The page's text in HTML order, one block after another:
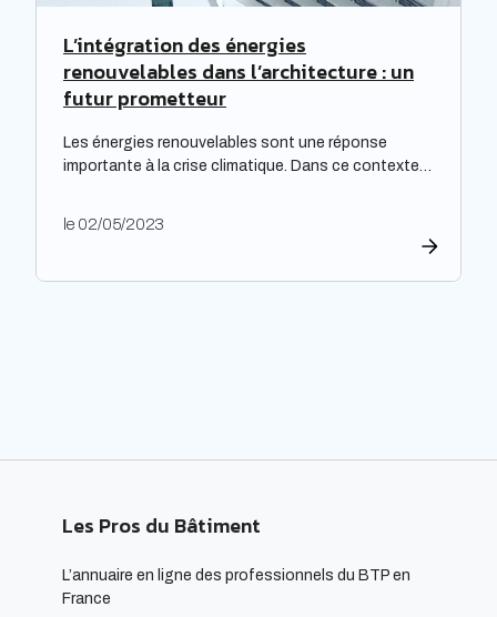
L’intégration des énergies
renouvelables dans l’architecture : un
futur prometteur
Les énergies renouvelables sont une réponse
importante à la crise climatique. Dans ce contexte,
construction et de l’aménagement des bâtiments.
l’adoption de cette approche, en développant des
le 02/05/2023
Les Pros du Bâtiment
L’annuaire en ligne des professionnels du BTP en
France